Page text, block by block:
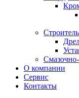
О компании
Сервис
Контакты